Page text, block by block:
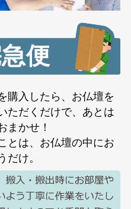
便
購入したら、お仏壇を
ただくだけで、あとは
まかせ！
とは、お仏壇の中にお
け。